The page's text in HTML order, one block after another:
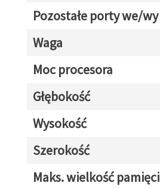
Pozostałe porty we/wy
Waga
Moc procesora
Głębokość
Wysokość
Szerokość
Maks. wielkość pamięci